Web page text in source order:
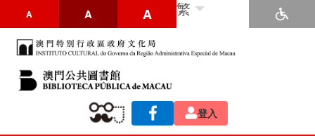
A A A 繁
登入